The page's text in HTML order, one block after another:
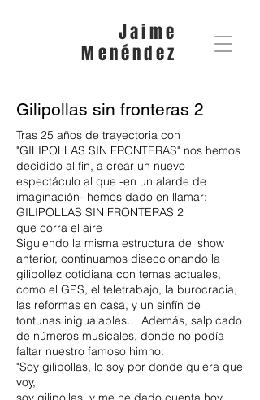
Jaime
Menéndez
Gilipollas sin fronteras 2
Tras 25 años de trayectoria con
"GILIPOLLAS SIN FRONTERAS" nos hemos
decidido al fin, a crear un nuevo
espectáculo al que -en un alarde de
imaginación- hemos dado en llamar:
GILIPOLLAS SIN FRONTERAS 2
que corra el aire
Siguiendo la misma estructura del show
anterior, continuamos diseccionando la
gilipollez cotidiana con temas actuales,
como el GPS, el teletrabajo, la burocracia,
las reformas en casa, y un sinfín de
tontunas inigualables… Además, salpicado
de números musicales, donde no podía
faltar nuestro famoso himno:
"Soy gilipollas, lo soy por donde quiera que
voy,